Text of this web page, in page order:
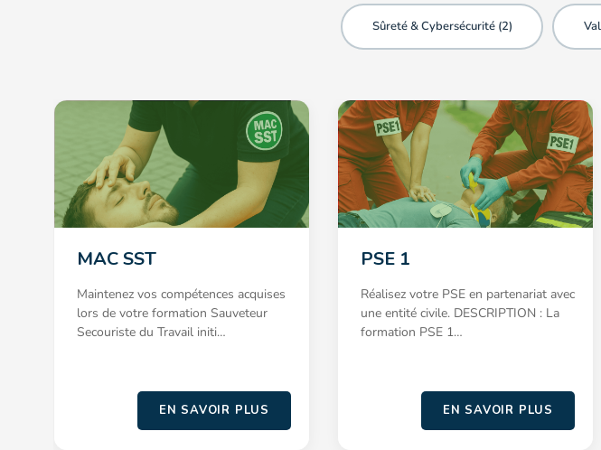
Sûreté & Cybersécurité (2)
MAC SST
Maintenez vos compétences acquises
lors de votre formation Sauveteur
Secouriste du Travail initi…
EN SAVOIR PLUS
PSE 1
Réalisez votre PSE en partenariat avec
une entité civile. DESCRIPTION : La
formation PSE 1…
EN SAVOIR PLUS